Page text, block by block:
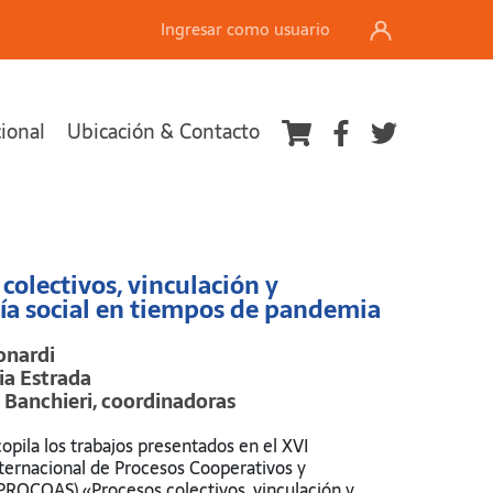
Ingresar como usuario
Ubicación & Contacto
colectivos, vinculación y
social en tiempos de pandemia
Estrada
Banchieri, coordinadoras
los trabajos presentados en el XVI
de Procesos Cooperativos y